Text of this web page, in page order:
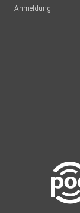
Anmeldung